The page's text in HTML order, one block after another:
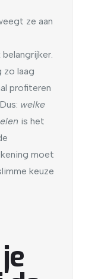
ze aan
zo laag
profiteren
welke
is het
moet
keuze